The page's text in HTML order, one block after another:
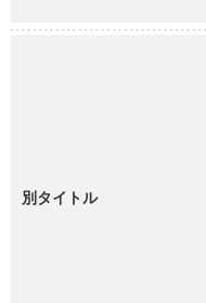
別タイトル